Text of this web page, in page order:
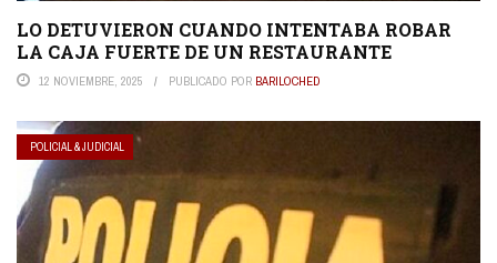
LO DETUVIERON CUANDO INTENTABA ROBAR
LA CAJA FUERTE DE UN RESTAURANTE
12 NOVIEMBRE, 2025 PUBLICADO POR BARILOCHED
POLICIAL & JUDICIAL